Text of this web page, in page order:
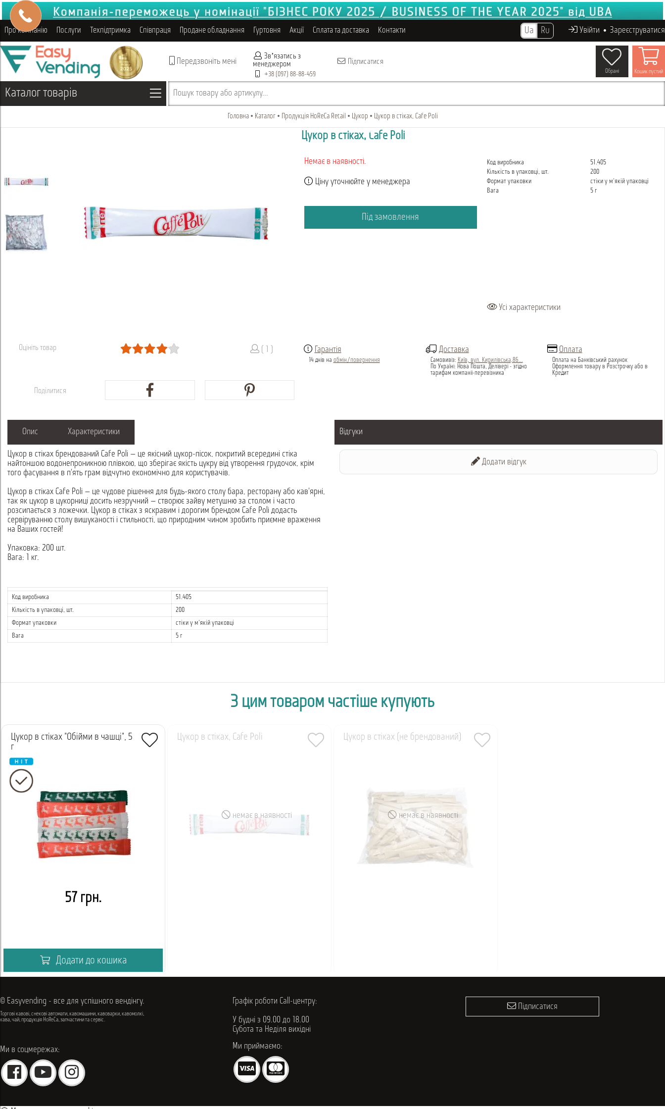
Увійти Зареєструватися
Ua Ru
Про компанію Послуги Техпідтримка Співпраця Продане обладнання Гуртовня Акції Сплата та доставка Контакти
Передзвоніть мені
Звʼязатись з
менеджером
+38 (097) 88-88-459
Підписатися
Кошик пустий
Обрані
Каталог товарів Пошук товару або артикулу...
Головна Каталог Продукція HoReCa Retail Цукор Цукор в стіках, Cafe Poli
Цукор в стіках, Cafe Poli
Немає в наявності.
Ціну уточнюйте у менеджера
Під замовлення
Код виробника
51.405
Кількість в упаковці, шт.
200
Формат упаковки
стіки у м'якій упаковці
Вага
5 г
Усі характеристики
Оцініть товар ( 1 )
Поділитися
Гарантія
14 днів на обмін/повернення
Доставка
Самовивіз: Київ, вул. Кирилівська,86...
По Україні: Нова Пошта, Делівері - згідно
тарифам компаніі-перевізника
Оплата
Оплата на Банківський рахунок
Оформлення товару в Розстрочку або в
Кредит
Опис Характеристики
Цукор в стіках брендований Cafe Poli — це якісний цукор-пісок, покритий всередині стіка
найтоншою водонепроникною плівкою, що зберігає якість цукру від утворення грудочок, крім
того фасування в п'ять грам відчутно економічно для користувачів.
Цукор в стіках Cafe Poli — це чудове рішення для будь-якого столу бара, ресторану або кав'ярні,
так як цукор в цукорниці досить незручний — створює зайву метушню за столом і часто
розсипається з ложечки. Цукор в стіках з яскравим і дорогим брендом Cafe Poli додасть
сервіруванню столу вишуканості і стильності, що природним чином зробить приємне враження
на Ваших гостей!
Упаковка: 200 шт.
Вага: 1 кг.
Код виробника
51.405
Кількість в упаковці, шт.
200
Формат упаковки
стіки у м'якій упаковці
Вага
5 г
Відгуки
Додати відгук
З цим товаром частіше купують
Цукор в стіках "Обійми в чашці", 5
г
57 грн.
Додати до кошика
немає в наявності
Цукор в стіках, Cafe Poli
немає в наявності
Цукор в стіках (не брендований)
© Easyvending - все для успішного вендінгу.
Торгові кавові, снекові автомати, кавомашини, кавоварки, кавомолкі,
кава, чай, продукція HoReCa, запчастини та сервіс.
Ми в соцмережах:
Графік роботи Call-центру:
У будні з 09.00 до 18.00
Субота та Неділя вихідні
Ми приймаємо:
Підписатися